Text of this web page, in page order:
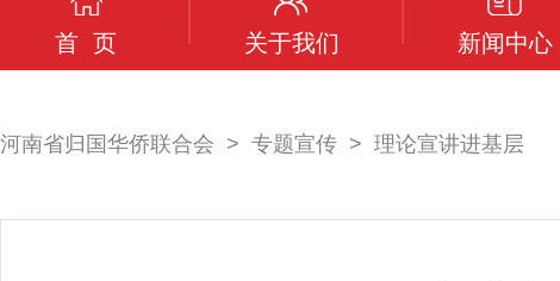
首 页 关于我们 新闻中心
河南省归国华侨联合会 专题宣传 理论宣讲进基层